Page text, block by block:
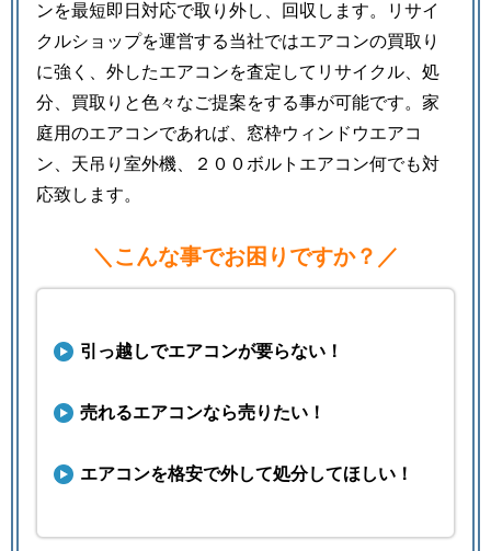
ンを最短即日対応で取り外し、回収します。リサイ
クルショップを運営する当社ではエアコンの買取り
に強く、外したエアコンを査定してリサイクル、処
分、買取りと色々なご提案をする事が可能です。家
庭用のエアコンであれば、窓枠ウィンドウエアコ
ン、天吊り室外機、２００ボルトエアコン何でも対
応致します。
＼こんな事でお困りですか？／
引っ越しでエアコンが要らない！
売れるエアコンなら売りたい！
エアコンを格安で外して処分してほしい！